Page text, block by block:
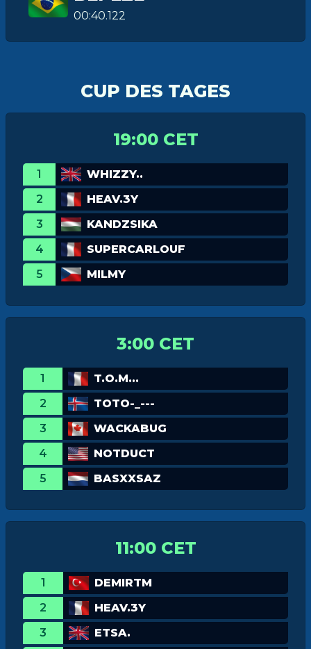
00:40.122
CUP DES TAGES
19:00 CET
1
WHIZZY..
2
HEAV.3Y
3
KANDZSIKA
4
SUPERCARLOUF
5
MILMY
3:00 CET
1
T.O.M...
2
TOTO-_---
3
WACKABUG
4
NOTDUCT
5
BASXXSAZ
11:00 CET
1
DEMIRTM
2
HEAV.3Y
3
ETSA.